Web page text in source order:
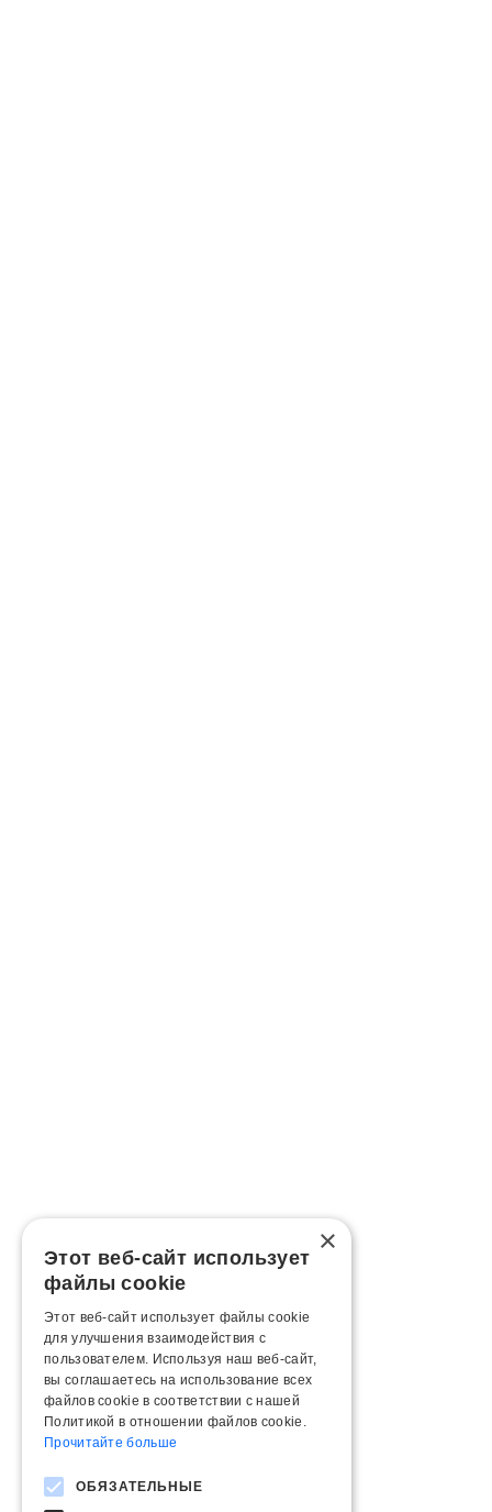
×
Этот веб-сайт использует
файлы cookie
Этот веб-сайт использует файлы cookie
для улучшения взаимодействия с
пользователем. Используя наш веб-сайт,
вы соглашаетесь на использование всех
файлов cookie в соответствии с нашей
Политикой в ​​отношении файлов cookie.
Прочитайте больше
ОБЯЗАТЕЛЬНЫЕ